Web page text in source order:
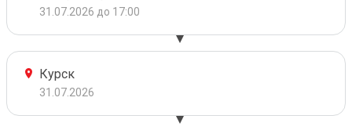
31.07.2026 до 17:00
Курск
31.07.2026